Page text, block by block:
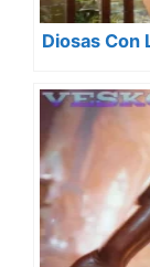
Diosas Con